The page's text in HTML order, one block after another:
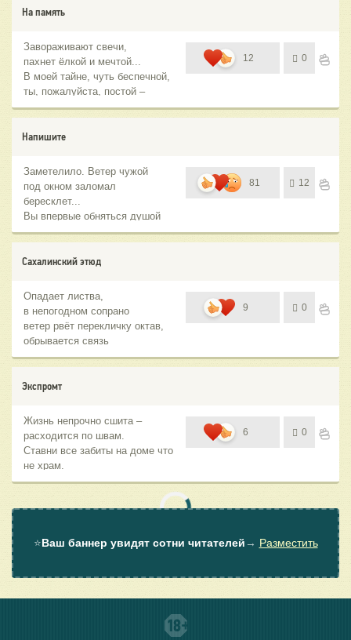
На память
Завораживают свечи,
пахнет ёлкой и мечтой...
В моей тайне, чуть беспечной,
ты, пожалуйста, постой –
12 0
Напишите
Заметелило. Ветер чужой
под окном заломал
бересклет...
Вы впервые обняться душой
81 12
Сахалинский этюд
Опадает листва,
в непогодном сопрано
ветер рвёт перекличку октав,
обрывается связь
9 0
Экспромт
Жизнь непрочно сшита –
расходится по швам.
Ставни все забиты на доме что
не храм.
Душа зацепилась за веточку
Наша встреча сорвётся с
6 0
⭐Ваш баннер увидят сотни читателей → Разместить